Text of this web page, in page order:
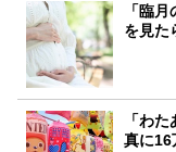
「臨
を見
「わ
真に16